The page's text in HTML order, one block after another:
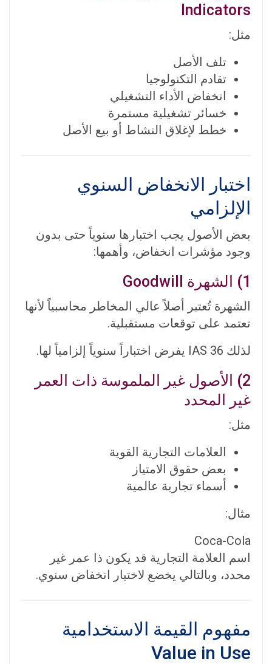
Indicators
مثل:
تلف الأصل
تقادم التكنولوجيا
انخفاض الأداء التشغيلي
خسائر تشغيلية مستمرة
خطط لإغلاق النشاط أو بيع الأصل
اختبار الانخفاض السنوي
الإلزامي
بعض الأصول يجب اختبارها سنوياً حتى بدون
وجود مؤشرات انخفاض، وأهمها:
1) الشهرة Goodwill
الشهرة تُعتبر أصلاً عالي المخاطر محاسبياً لأنها
تعتمد على توقعات مستقبلية.
لذلك IAS 36 يفرض اختباراً سنوياً إلزامياً لها.
2) الأصول غير الملموسة ذات العمر
غير المحدد
مثل:
العلامات التجارية القوية
بعض حقوق الامتياز
أسماء تجارية عالمية
مثال:
Coca-Cola
اسم العلامة التجارية قد يكون ذا عمر غير
محدد، وبالتالي يخضع لاختبار انخفاض سنوي.
مفهوم القيمة الاستخدامية
Value in Use